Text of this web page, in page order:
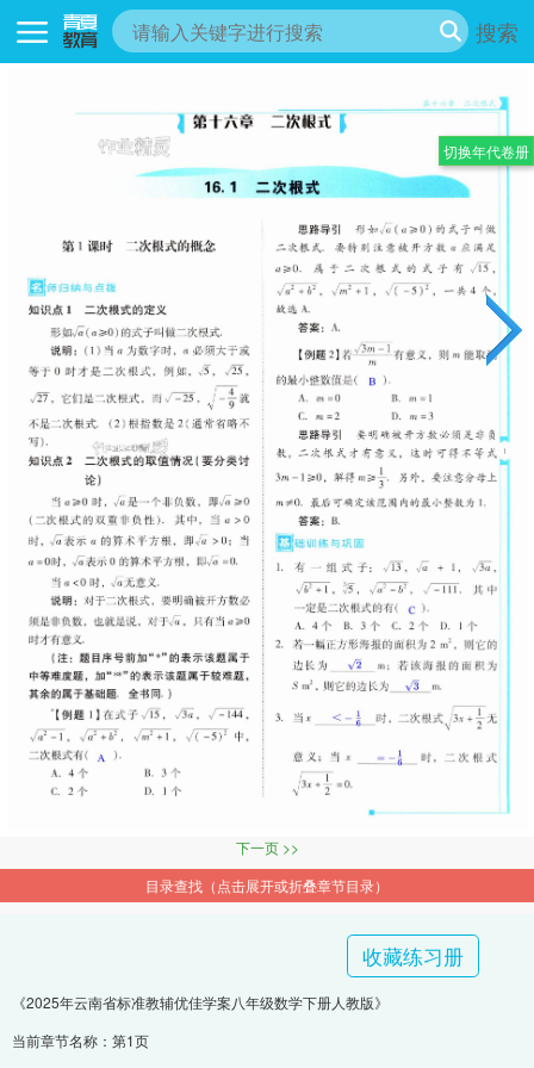
搜索
下一页 >>
目录查找（点击展开或折叠章节目录）
收藏练习册
《2025年云南省标准教辅优佳学案八年级数学下册人教版》
当前章节名称：第1页
切换年代卷册